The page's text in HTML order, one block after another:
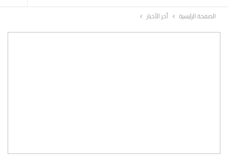
الصفحة الرئيسية أخر الأخبار